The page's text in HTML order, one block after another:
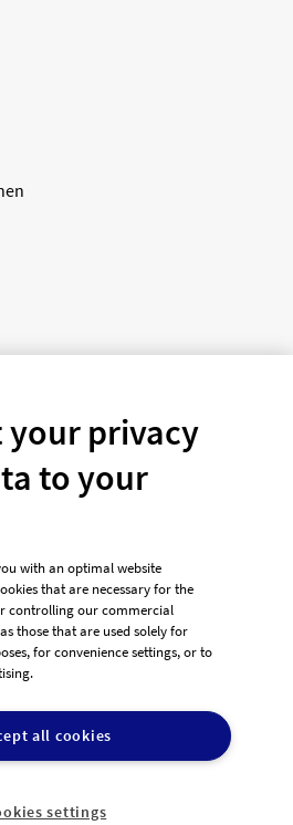
Impressum
your privacy
to your
with an optimal website
that are necessary for the
controlling our commercial
those that are used solely for
for convenience settings, or to
all cookies
settings